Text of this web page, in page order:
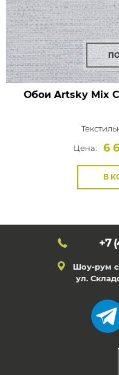
Обои Artsky Mix
Цена:
6
В
+7
Шоу-рум с
ул.